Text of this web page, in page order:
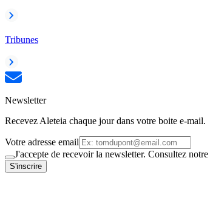
Tribunes
Newsletter
Recevez Aleteia chaque jour dans votre boite e-mail.
Votre adresse email
J'accepte de recevoir la newsletter. Consultez notre
S'inscrire